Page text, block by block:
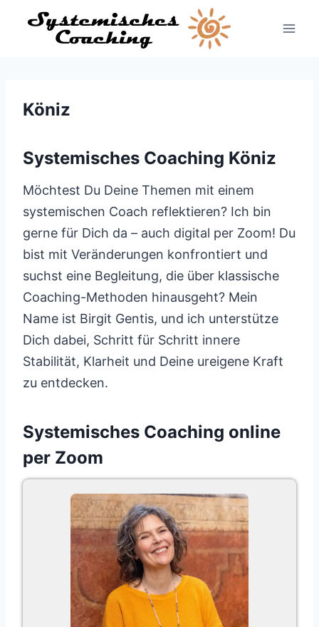
Inhalt
Köniz
Systemisches Coaching Köniz
Möchtest Du Deine Themen mit einem
systemischen Coach reflektieren? Ich bin
gerne für Dich da – auch digital per Zoom! Du
bist mit Veränderungen konfrontiert und
suchst eine Begleitung, die über klassische
Coaching-Methoden hinausgeht? Mein
Name ist Birgit Gentis, und ich unterstütze
Dich dabei, Schritt für Schritt innere
Stabilität, Klarheit und Deine ureigene Kraft
zu entdecken.
Systemisches Coaching online
per Zoom